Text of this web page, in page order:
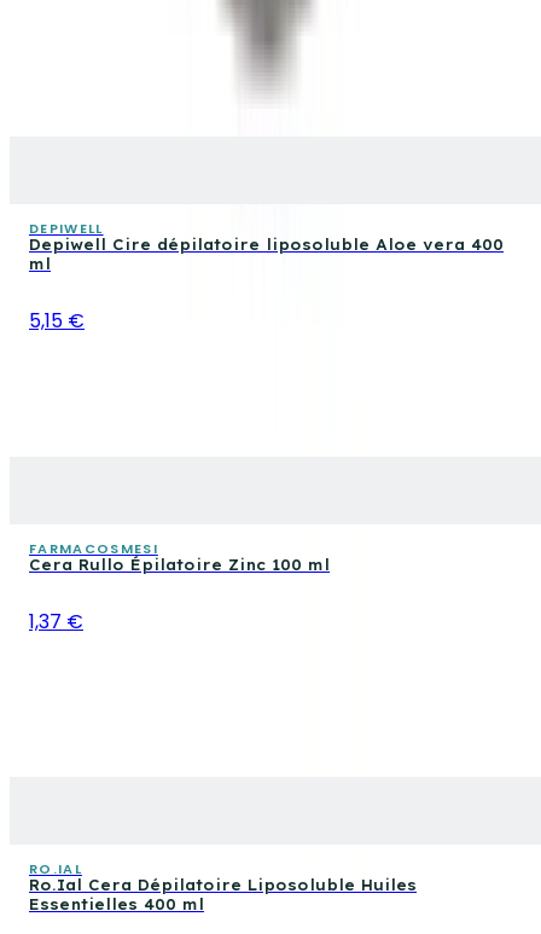
DEPIWELL
Depiwell Cire dépilatoire liposoluble Aloe vera 400
ml
5,15 €
FARMACOSMESI
Cera Rullo Épilatoire Zinc 100 ml
1,37 €
RO.IAL
Ro.Ial Cera Dépilatoire Liposoluble Huiles
Essentielles 400 ml